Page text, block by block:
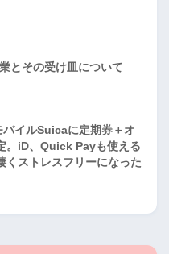
とその受け皿について
イルSuicaに定期券＋オ
。iD、Quick Payも使える
くストレスフリーになった